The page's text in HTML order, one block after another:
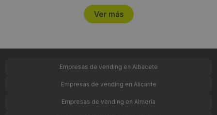
Ver más
Empresas de vending en Albacete
Empresas de vending en Alicante
Empresas de vending en Almería